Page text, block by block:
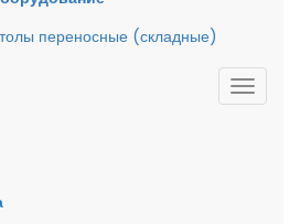
переносные (складные)